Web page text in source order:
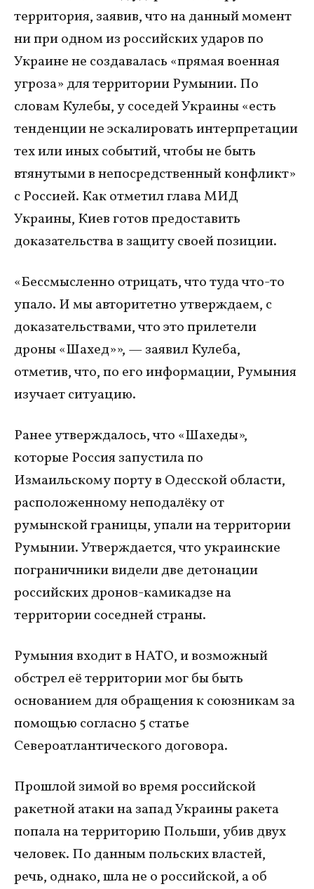
территория, заявив, что на данный момент
ни при одном из российских ударов по
Украине не создавалась «прямая военная
угроза» для территории Румынии. По
словам Кулебы, у соседей Украины «есть
тенденции не эскалировать интерпретации
тех или иных событий, чтобы не быть
втянутыми в непосредственный конфликт»
с Россией. Как отметил глава МИД
Украины, Киев готов предоставить
доказательства в защиту своей позиции.
«Бессмысленно отрицать, что туда что-то
упало. И мы авторитетно утверждаем, с
доказательствами, что это прилетели
дроны «Шахед»», — заявил Кулеба,
отметив, что, по его информации, Румыния
изучает ситуацию.
Ранее утверждалось, что «Шахеды»,
которые Россия запустила по
Измаильскому порту в Одесской области,
расположенному неподалёку от
румынской границы, упали на территории
Румынии. Утверждается, что украинские
пограничники видели две детонации
российских дронов-камикадзе на
территории соседней страны.
Румыния входит в НАТО, и возможный
обстрел её территории мог бы быть
основанием для обращения к союзникам за
помощью согласно 5 статье
Североатлантического договора.
Прошлой зимой во время российской
ракетной атаки на запад Украины ракета
попала на территорию Польши, убив двух
человек. По данным польских властей,
речь, однако, шла не о российской, а об